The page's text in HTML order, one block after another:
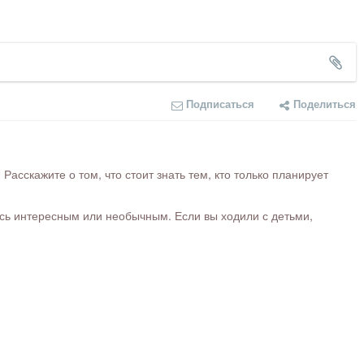
Подписаться Поделиться
о том, что стоит знать тем, кто только планирует
интересным или необычным. Если вы ходили с детьми,